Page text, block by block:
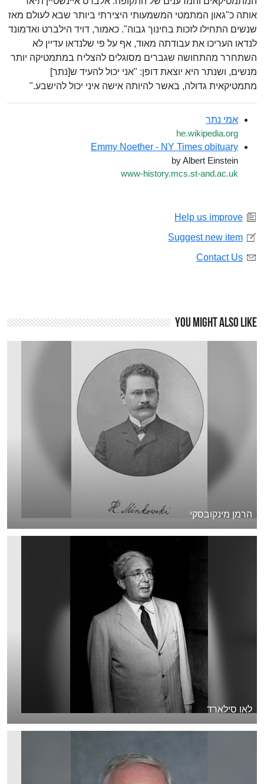
אותה כ"גאון המתמטי המשמעותי היצירתי ביותר שבא לעולם מאז
שנשים התחילו לזכות בחינוך גבוה". כאמור, דויד הילברט ואדמונד
לנדאו העריכו את עבודתה מאוד, אף על פי שלנדאו עדיין לא
השתחרר מהתחושה שגברים מסוגלים להצליח במתמטיקה יותר
מנשים, ושנתר היא יוצאת דופן: "אני יכול להעיד ש[נתר]
מתמטיקאית גדולה, באשר להיותה אישה איני יכול להישבע."
אמי נתר
he.wikipedia.org
Emmy Noether - NY Times obituary
by Albert Einstein
www-history.mcs.st-and.ac.uk
Help us improve
Suggest new item
Contact Us
You might also like
הרמן מינקובסקי
לאו סילארד